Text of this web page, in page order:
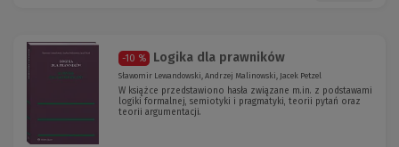
-10 % Logika dla prawników
Sławomir Lewandowski, Andrzej Malinowski, Jacek Petzel
W książce przedstawiono hasła związane m.in. z podstawami
logiki formalnej, semiotyki i pragmatyki, teorii pytań oraz
teorii argumentacji.